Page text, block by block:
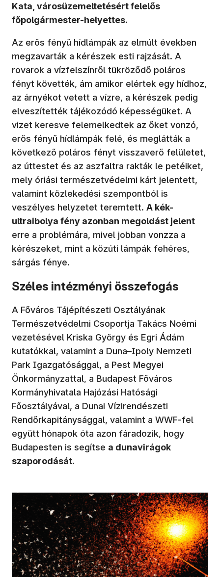
Kata, városüzemeltetésért felelős
főpolgármester-helyettes.
Az erős fényű hídlámpák az elmúlt években
megzavarták a kérészek esti rajzását. A
rovarok a vízfelszínről tükröződő poláros
fényt követték, ám amikor elértek egy hídhoz,
az árnyékot vetett a vízre, a kérészek pedig
elveszítették tájékozódó képességüket. A
vizet keresve felemelkedtek az őket vonzó,
erős fényű hídlámpák felé, és meglátták a
következő poláros fényt visszaverő felületet,
az úttestet és az aszfaltra rakták le petéiket,
mely óriási természetvédelmi kárt jelentett,
valamint közlekedési szempontból is
veszélyes helyzetet teremtett. A kék-
ultraibolya fény azonban megoldást jelent
erre a problémára, mivel jobban vonzza a
kérészeket, mint a közúti lámpák fehéres,
sárgás fénye.
Széles intézményi összefogás
A Főváros Tájépítészeti Osztályának
Természetvédelmi Csoportja Takács Noémi
vezetésével Kriska György és Egri Ádám
kutatókkal, valamint a Duna–Ipoly Nemzeti
Park Igazgatósággal, a Pest Megyei
Önkormányzattal, a Budapest Főváros
Kormányhivatala Hajózási Hatósági
Főosztályával, a Dunai Vízirendészeti
Rendőrkapitánysággal, valamint a WWF-fel
együtt hónapok óta azon fáradozik, hogy
Budapesten is segítse a dunavirágok
szaporodását.